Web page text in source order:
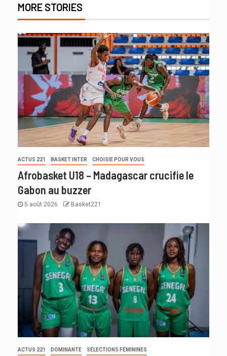
MORE STORIES
ACTUS 221 BASKET INTER CHOISIE POUR VOUS
Afrobasket U18 – Madagascar crucifie le
Gabon au buzzer
5 août 2026 Basket221
ACTUS 221 DOMINANTE
SÉLECTIONS FÉMININES